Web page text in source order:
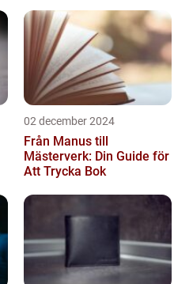
02 december 2024
Från Manus till
Mästerverk: Din Guide för
Att Trycka Bok